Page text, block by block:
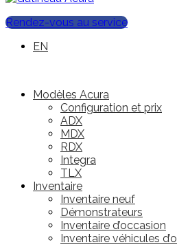
Rendez-vous au service
EN
Modèles Acura
Configuration et prix
ADX
MDX
RDX
Integra
TLX
Inventaire
Inventaire neuf
Démonstrateurs
Inventaire d’occasion
Inventaire véhicules